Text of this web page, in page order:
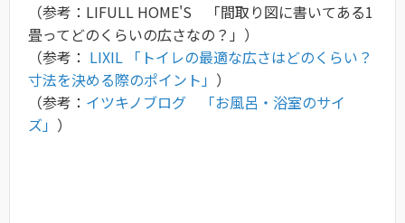
（参考：LIFULL HOME'S 「間取り図に書いてある1
畳ってどのくらいの広さなの？」）
（参考： LIXIL 「トイレの最適な広さはどのくらい？
寸法を決める際のポイント」 ）
（参考： イツキノブログ 「お風呂・浴室のサイ
ズ」 ）